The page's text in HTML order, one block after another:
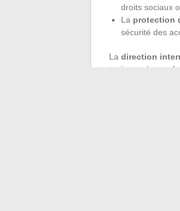
droits sociaux
La protection
sécurité des
La direction
toujours plus